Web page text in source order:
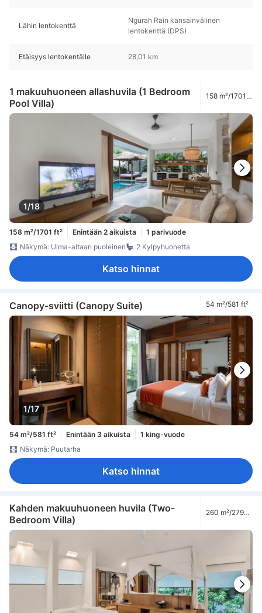
Lähin lentokenttä
Ngurah Rain kansainvälinen
lentokenttä (DPS)
Etäisyys lentokentälle 28,01 km
1 makuuhuoneen allashuvila (1 Bedroom
Pool Villa)
158 m²/1701
1/18
158 m²/1701 ft² Enintään 2 aikuista
1 parivuode
Näkymä: Uima-altaan puoleinen
2 Kylpyhuonetta
Katso hinnat
Canopy-sviitti (Canopy Suite) 54 m²/581 ft²
1/17
54 m²/581 ft² Enintään 3 aikuista
1 king-vuode
Näkymä: Puutarha
Katso hinnat
Kahden makuuhuoneen huvila (Two-
Bedroom Villa)
260 m²/2799